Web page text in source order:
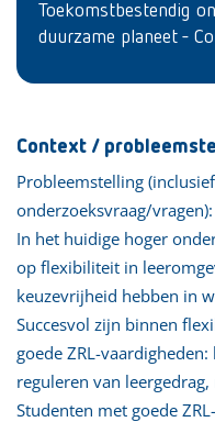
Toekomstbestendig
duurzame planeet -
Context /
Probleemstelling
onderzoeksvraag/vragen):
In het huidige hoger
op flexibiliteit in
keuzevrijheid hebben in
Succesvol zijn binnen
goede ZRL-
reguleren van
Studenten met goede